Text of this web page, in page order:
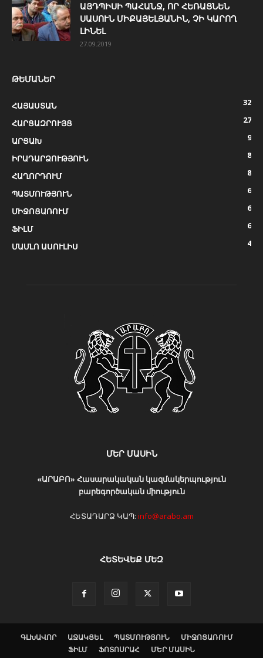
ԱՅԴՊԻՍԻ ՊԱՀԱՆՋ, ՈՐ ՀԵՌԱՑՆԵՆ
ՍԱՍՈՒՆ ՄԻՔԱՅԵԼՅԱՆԻՆ, ՉԻ ԿԱՐՈՂ
ԼԻՆԵԼ
27.09.2019
ԹԵՄԱՆԵՐ
ՀԱՅԱՍՏԱՆ
32
ՀԱՐՑԱԶՐՈՒՅՑ
27
ԱՐՑԱԽ
9
ԻՐԱԴԱՐՁՈՒԹՅՈՒՆ
8
ՀԱՂՈՐԴՈՒՄ
8
ՊԱՏՄՈՒԹՅՈՒՆ
6
ՄԻՋՈՑԱՌՈՒՄ
6
ՖԻԼՄ
6
ՄԱՄԼՈ ԱՍՈՒԼԻՍ
4
ՄԵՐ ՄԱՍԻՆ
«ԱՐԱԲՈ» Հասարակական կազմակերպություն
բարեգործական միություն
ՀԵՏԱԴԱՐՁ ԿԱՊ: info@arabo.am
ՀԵՏԵՎԵՔ ՄԵԶ
ԳԼԽԱՎՈՐ ԱՋԱԿՑԵԼ ՊԱՏՄՈՒԹՅՈՒՆ
ՄԻՋՈՑԱՌՈՒՄ
ՖԻԼՄ
ՖՈՏՈՍՐԱՀ ՄԵՐ ՄԱՍԻՆ